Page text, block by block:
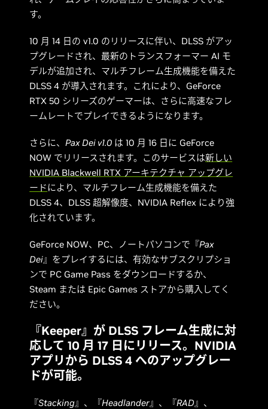
す。
10 月 14 日の v1.0 のリリースに伴い、DLSS がアッ
プグレードされ、最新のトランスフォーマー AI モ
デルが追加され、マルチフレーム生成機能を備えた
DLSS 4 が導入されます。これにより、GeForce
RTX 50 シリーズのゲーマーは、さらに高速なフレ
ームレートでプレイできるようになります。
さらに、Pax Dei v1.0 は 10 月 16 日に GeForce
NOW でリリースされます。このサービスは新しい
NVIDIA Blackwell RTX アーキテクチャ アップグレ
ード により、マルチフレーム生成機能を備えた
DLSS 4、DLSS 超解像度、NVIDIA Reflex により強
化されています。
GeForce NOW、PC、ノートパソコンで『Pax
Dei』をプレイするには、有効なサブスクリプショ
ンで PC Game Pass をダウンロードするか、
Steam または Epic Games ストアから購入してく
ださい。
『Keeper』が DLSS フレーム生成に対
応して 10 月 17 日にリリース。NVIDIA
アプリから DLSS 4 へのアップグレー
ドが可能。
『Stacking』、『Headlander』、『RAD』、